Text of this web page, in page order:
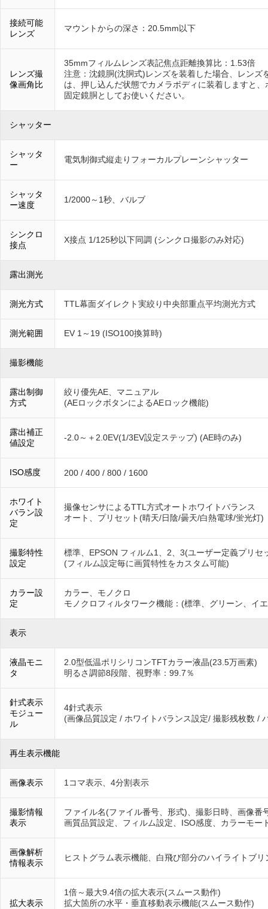
接続可能
レンズ
マウントからの深さ：20.5mm以下
レンズ撮
像画角比
35mmフィルムレンズ表記焦点距離換算比：1.53倍
注意：沈鏡胴(沈胴式)レンズを装着した場合、レン
は、押し込んだ状態でカメラボディに装着しますと
固定鏡胴としてお使いください。
シャッター
シャッタ
ー
電気制御式縦走りフォーカルプレーンシャッター
シャッタ
ー速度
1/2000～1秒、バルブ
シンクロ
接点
X接点 1/125秒以下同調 (シンクロ撮影のみ対応)
露出測光
測光方式 TTL幕面ダイレクト実絞り中央部重点平均測光方式
測光範囲 EV 1～19 (ISO100換算時)
撮影機能
露出制御
方式
絞り優先AE、マニュアル
(AEロックボタンによるAEロック機能)
露出補正
値設定
-2.0～＋2.0EV(1/3EV設定ステップ) (AE時のみ)
ISO感度 200 / 400 / 800 / 1600
ホワイト
バラン設
定
撮像センサによるTTL方式オートホワイトバランス
オート、プリセット(晴天/日陰/曇天/白熱電球/蛍光灯)
撮影特性
設定
標準、EPSON フィルム1、2、3(ユーザー定義プリセ
(フィルム設定毎に画質特性をカスタム可能)
カラー設
定
カラー、モノクロ
モノクロフィルタワーク機能：(標準、グリーン、イ
表示
液晶モニ
タ
2.0型低温ポリシリコンTFTカラー液晶(23.5万画素)
明るさ調節8段階、視野率：99.7％
針式表示
モジュー
ル
4針式表示
(画像品質設定 / ホワイトバランス設定/ 撮影残枚数 /
再生表示機能
画像表示 1コマ表示、4分割表示
撮影情報
表示
ファイル名(ファイル番号、形式)、撮影日時、画像
画質品質設定、フィルム設定、ISO感度、カラーモー
画像解析
情報表示
ヒストグラム表示機能、白飛び部分のハイライトブ
拡大表示
1倍～最大9.4倍の拡大表示(スムース動作)
拡大箇所の水平・垂直移動表示機能(スムース動作)